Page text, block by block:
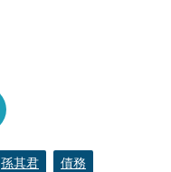
孫其君
債務